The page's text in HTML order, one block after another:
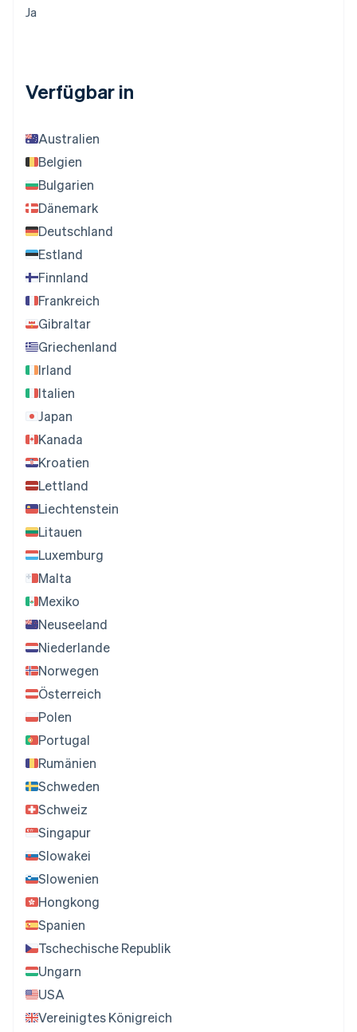
Ja
Verfügbar in
Australien
Belgien
Bulgarien
Dänemark
Deutschland
Estland
Finnland
Frankreich
Gibraltar
Griechenland
Irland
Italien
Japan
Kanada
Kroatien
Lettland
Liechtenstein
Litauen
Luxemburg
Malta
Mexiko
Neuseeland
Niederlande
Norwegen
Österreich
Polen
Portugal
Rumänien
Schweden
Schweiz
Singapur
Slowakei
Slowenien
Hongkong
Spanien
Tschechische Republik
Ungarn
USA
Vereinigtes Königreich